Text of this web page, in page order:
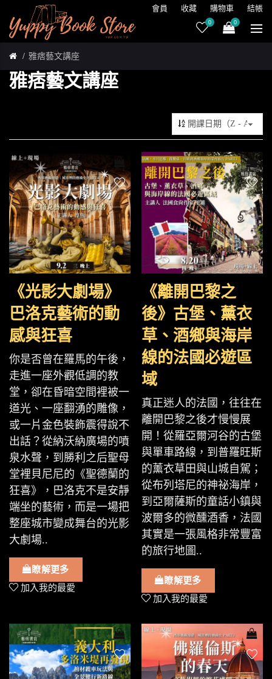
會員 收藏 購物車 結帳
0 0
雅痞藝文講座
雅痞藝文講座
《光影大劇場》
巴洛克藝術的動
感與狂喜
你是否曾在羅馬的午後，
走進一座外觀低調的教
堂，卻在昏暗空間裡被一
道光、一座翻湧的雕像，
或一片金色裝飾震得說不
出話？從納沃納廣場的噴
泉水聲，到勝利之后聖母
堂裡貝尼尼的《聖德蘭的
狂喜》，巴洛克不是安靜
端坐的藝術，而是一場把
整座城市變成舞台的光影
大劇場..
瞭解更多
加入我的最愛
《離開巴黎之
後》古堡、薰衣
草、酒鄉與海岸
線的法國必遊區
域
真正迷人的法國，往往在
離開巴黎之後才慢慢展
開！從羅亞爾河谷的古堡
與單車路線，到普羅旺斯
的薰衣草田與山城自駕；
從布列塔尼的神祕海岸，
到亞爾薩斯的童話小鎮與
波爾多的微醺酒香，法國
其實是一張風格非常豐富
的旅行地圖..
瞭解更多
加入我的最愛